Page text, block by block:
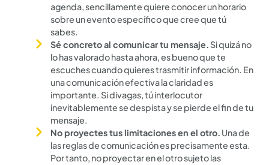
agenda, sencillamente quiere conocer un horario
sobre un evento específico que cree que tú
sabes.
Sé concreto al comunicar tu mensaje. Si quizá no
lo has valorado hasta ahora, es bueno que te
escuches cuando quieres trasmitir información. En
una comunicación efectiva la claridad es
importante. Si divagas, tú interlocutor
inevitablemente se despista y se pierde el fin de tu
mensaje.
No proyectes tus limitaciones en el otro. Una de
las reglas de comunicación es precisamente esta.
Por tanto, no proyectar en el otro sujeto las